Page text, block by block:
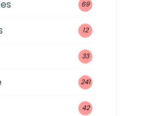
69
12
33
241
42